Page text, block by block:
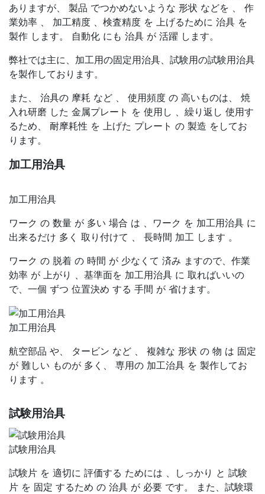
ありますが、 製品 でつかめないような 形状 などを 、 作
業効率 、 加工精度 、検査精度 を 上げるために 治具 を
製作 します。 自動化 にも 治具 が 活躍 します。
弊社では主に、加工用の固定用治具、試験用の試験用治具
を製作しております。
また、 治具の 摩耗 など 、 使用頻度 の 高いものは、 焼
入れ研磨 した 金属プレート を 使用し 、繰り返し 使用す
るため、 耐摩耗性 を 上げた プレート の 製造 をしてお
ります。
加工用治具
加工用治具
ワーク の 数量 が 多い 場合 は 、ワーク を 加工用治具 に
出来るだけ 多く 取り付けて 、 長時間 加工 します 。
ワーク の 脱着 の 時間 が 少なくて 済み ますので、作業
効率 が 上がり 、基準面を 加工用治具 に 取ればいいの
で、一個 ずつ 位置決め する 手間 が 省けます。
加工用治具
航空部品 や、 タービン など 、 複雑な 形状 の 物 は 固定
が 難しい ものが 多く、 専用の 加工治具 を 製作してお
ります 。
試験用治具
試験用治具
試験片 を 適切に 評価する ためには 、しっかり と 試験
片 を 固定 するため の 治具 が 必要 です。 また、試験環